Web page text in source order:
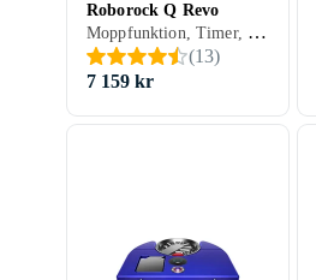
Roborock Q Revo
Moppfunktion, Timer, Röststyrning, Schemaläggning, Fjärrkontroll, Trappsensor, Automatisk dockning, Virtuella väggar, Anpassad för husdjur, Appstyrning, Stöder kantrengöring, Allergivänlig, Automatisk mopptorkning, Dockningsstation, 180 min, Hårda golv, Mattor, Kakel, Linoleum, Laminat, 63 dB, Självtömmande
(13)
7 159 kr